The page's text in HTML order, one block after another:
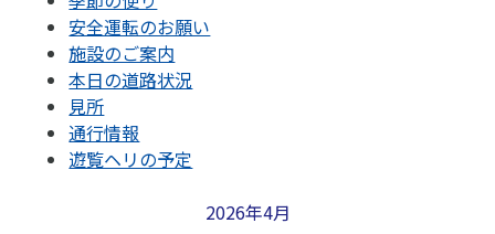
安全運転のお願い
施設のご案内
本日の道路状況
見所
通行情報
遊覧ヘリの予定
2026年4月